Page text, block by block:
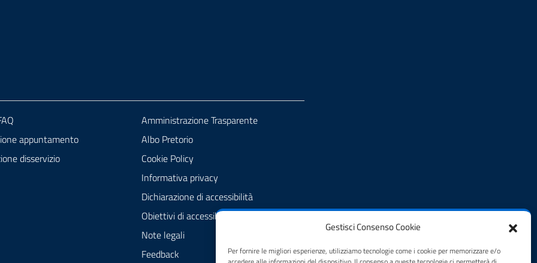
Gestisci Consenso Cookie
Per fornire le migliori esperienze, utilizziamo tecnologie come i cookie per memorizzare e/o
appuntamento
disservizio
Amministrazione Trasparente
Albo Pretorio
Cookie Policy
Informativa privacy
Dichiarazione di accessibilità
Obiettivi di accessibilità
Note legali
Feedback